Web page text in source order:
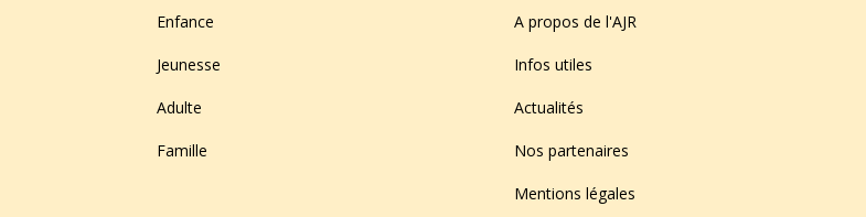
Enfance
Jeunesse
Adulte
Famille
A propos de l'AJR
Infos utiles
Actualités
Nos partenaires
Mentions légales